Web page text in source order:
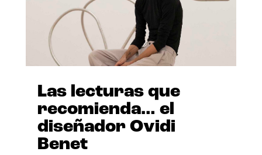
Las lecturas que
recomienda… el
diseñador Ovidi
Benet